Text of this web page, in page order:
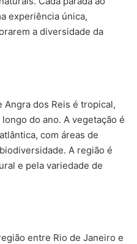
experiência única,
a diversidade da
Angra dos Reis é tropical,
do ano. A vegetação é
com áreas de
A região é
e pela variedade de
entre Rio de Janeiro e